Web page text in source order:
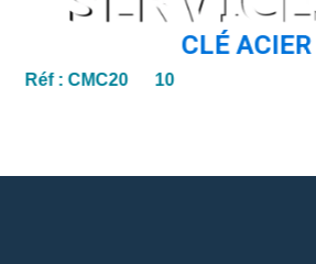
CLÉ ACIER
Réf :CMC20 10